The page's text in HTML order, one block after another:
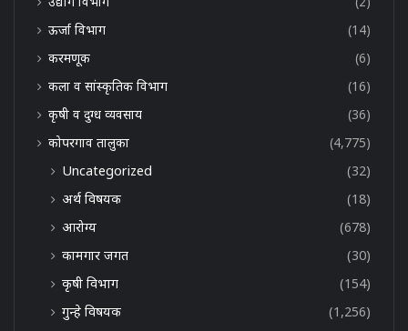
ऊर्जा विभाग
(14)
करमणूक
(6)
कला व सांस्कृतिक विभाग
(16)
कृषी व दुग्ध व्यवसाय
(36)
कोपरगाव तालुका
(4,775)
Uncategorized
(32)
अर्थ विषयक
(18)
आरोग्य
(678)
कामगार जगत
(30)
कृषी विभाग
(154)
गुन्हे विषयक
(1,256)